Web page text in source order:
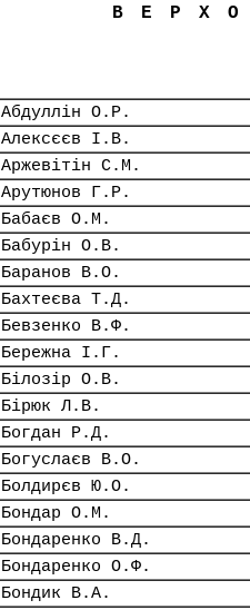
Абдуллін О.Р.
Алексєєв І.В.
Аржевітін С.М.
Арутюнов Г.Р.
Бабаєв О.М.
Бабурін О.В.
Баранов В.О.
Бахтеєва Т.Д.
Бевзенко В.Ф.
Бережна І.Г.
Білозір О.В.
Бірюк Л.В.
Богдан Р.Д.
Богуслаєв В.О.
Болдирєв Ю.О.
Бондар О.М.
Бондаренко В.Д.
Бондаренко О.Ф.
Бондик В.А.